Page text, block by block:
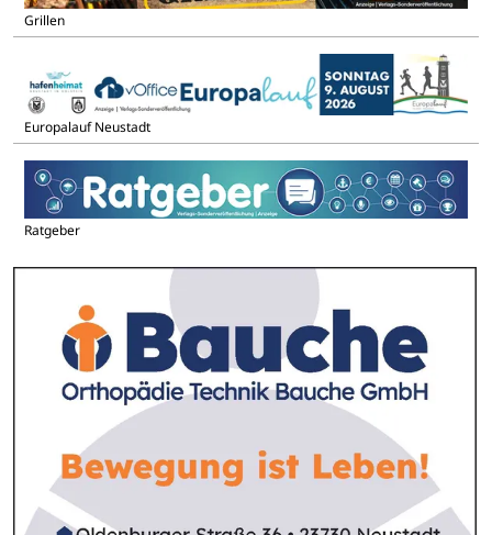
Grillen
Europalauf Neustadt
Ratgeber